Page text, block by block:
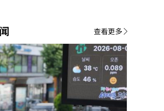
查看更多